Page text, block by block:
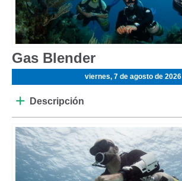
Gas Blender
viernes, 7 de agosto de 2026
Descripción